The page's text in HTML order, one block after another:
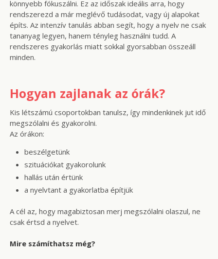
könnyebb fókuszálni. Ez az időszak ideális arra, hogy
rendszerezd a már meglévő tudásodat, vagy új alapokat
építs. Az intenzív tanulás abban segít, hogy a nyelv ne csak
tananyag legyen, hanem tényleg használni tudd. A
rendszeres gyakorlás miatt sokkal gyorsabban összeáll
minden.
Hogyan zajlanak az órák?
Kis létszámú csoportokban tanulsz, így mindenkinek jut idő
megszólalni és gyakorolni.
Az órákon:
beszélgetünk
szituációkat gyakorolunk
hallás után értünk
a nyelvtant a gyakorlatba építjük
A cél az, hogy magabiztosan merj megszólalni olaszul, ne
csak értsd a nyelvet.
Mire számíthatsz még?